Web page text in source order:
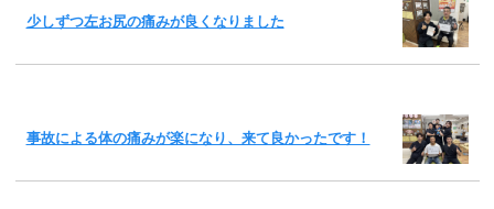
少しずつ左お尻の痛みが良くなりました
事故による体の痛みが楽になり、来て良かったです！